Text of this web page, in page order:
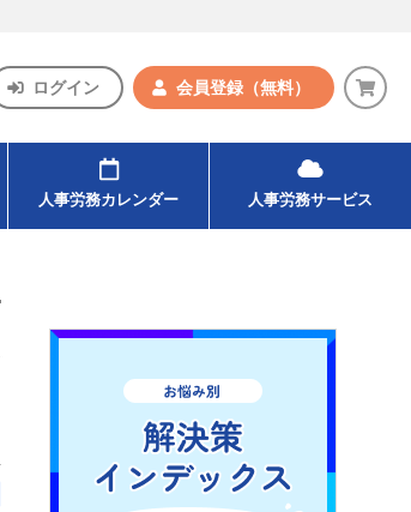
ログイン 会員登録 （無料）
人事労務カレンダー 人事労務サービス